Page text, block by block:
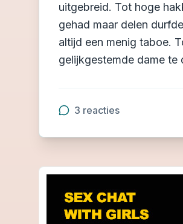
uitgebreid. Tot hoge
gehad maar delen
altijd een menig taboe.
gelijkgestemde dame te
3 reacties